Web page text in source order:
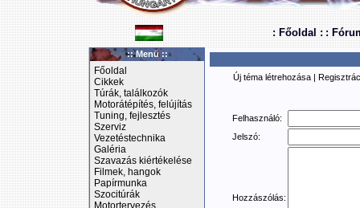
: Főoldal : :
:: Menü ::
Főoldal
Cikkek
Túrák, találkozók
Motorátépítés, felújítás
Tuning, fejlesztés
Szerviz
Vezetéstechnika
Galéria
Szavazás kiértékelése
Filmek, hangok
Papírmunka
Szocitúrák
Motortervezés
Új téma létrehozása |
Felhasználó:
Jelszó:
Hozzászólás: